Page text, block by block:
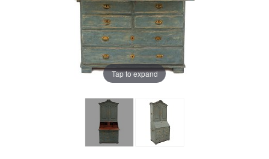
Tap to expand